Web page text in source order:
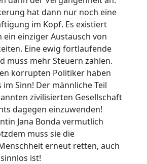
hat dann nur noch eine
im Kopf. Es existiert
ein einziger Austausch von
Eine ewig fortlaufende
muss mehr Steuern zahlen.
korrupten Politiker haben
Sinn! Der männliche Teil
zivilisierten Gesellschaft
dagegen einzuwenden!
Jana Bonda vermutlich
muss sie die
erneut retten, auch
ist!